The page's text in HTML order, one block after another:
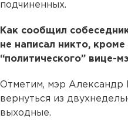
подчиненных.
Как сообщил
не написал никто,
“политического” вице-
Отметим, мэр Александр
вернуться из
выходные.